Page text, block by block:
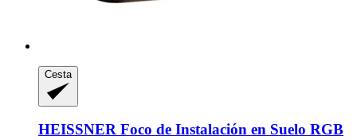
Cesta
HEISSNER Foco de Instalación en Suelo RGB